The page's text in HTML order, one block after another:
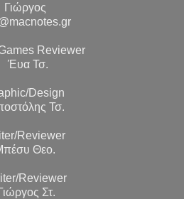
Γιώργος
Reviewer
Έυα Τσ.
Design
Τσ.
Reviewer
Θεο.
Reviewer
Γιώργος Στ.